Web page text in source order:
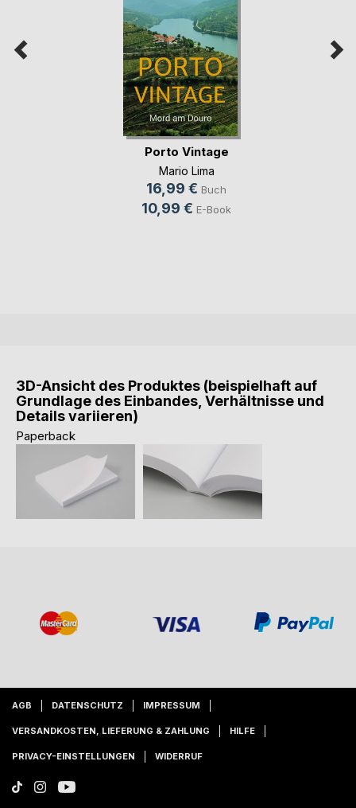
Porto Vintage
Mario Lima
16,99 € Buch
10,99 € E-Book
3D-Ansicht des Produktes (beispielhaft auf
Grundlage des Einbandes, Verhältnisse und
Details variieren)
Paperback
AGB DATENSCHUTZ IMPRESSUM
VERSANDKOSTEN, LIEFERUNG & ZAHLUNG HILFE
PRIVACY-EINSTELLUNGEN WIDERRUF